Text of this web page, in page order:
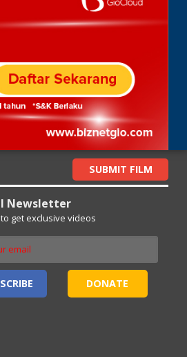
SUBMIT FILM
Newsletter
get exclusive videos
DONATE